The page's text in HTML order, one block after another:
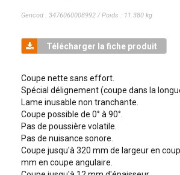
Gencod : 3476060008992 / Poids : 11.380 kg
Télécharger la fiche produit
Coupe nette sans effort.
Spécial délignement (coupe dans la
Lame inusable non tranchante.
Coupe possible de 0° à 90°.
Pas de poussière volatile.
Pas de nuisance sonore.
Coupe jusqu'à 320 mm de largeur en
mm en coupe angulaire.